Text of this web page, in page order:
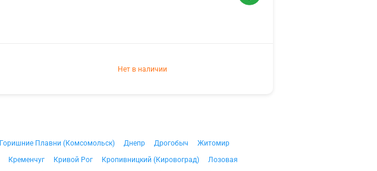
Нет в наличии
Горишние Плавни (Комсомольск) Днепр Дрогобыч
Житомир
Кременчуг Кривой Рог Кропивницкий (Кировоград)
Лозовая